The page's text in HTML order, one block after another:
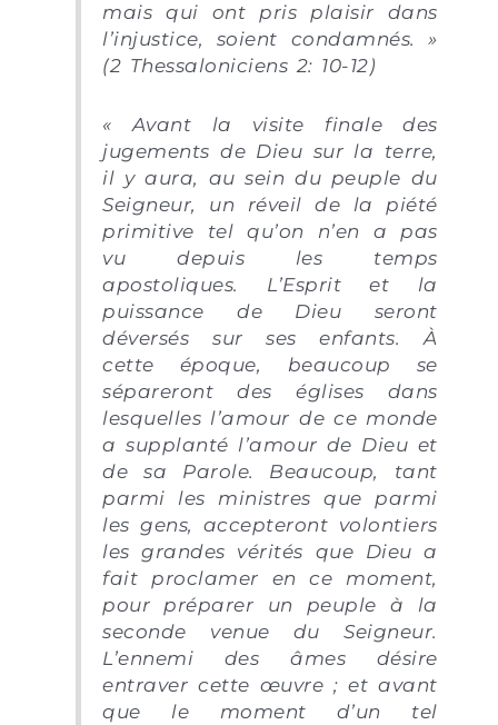
mais qui ont pris plaisir dans
l’injustice, soient condamnés. »
(2 Thessaloniciens 2: 10-12)
« Avant la visite finale des
jugements de Dieu sur la terre,
il y aura, au sein du peuple du
Seigneur, un réveil de la piété
primitive tel qu’on n’en a pas
vu depuis les temps
apostoliques. L’Esprit et la
puissance de Dieu seront
déversés sur ses enfants. À
cette époque, beaucoup se
sépareront des églises dans
lesquelles l’amour de ce monde
a supplanté l’amour de Dieu et
de sa Parole. Beaucoup, tant
parmi les ministres que parmi
les gens, accepteront volontiers
les grandes vérités que Dieu a
fait proclamer en ce moment,
pour préparer un peuple à la
seconde venue du Seigneur.
L’ennemi des âmes désire
entraver cette œuvre ; et avant
que le moment d’un tel